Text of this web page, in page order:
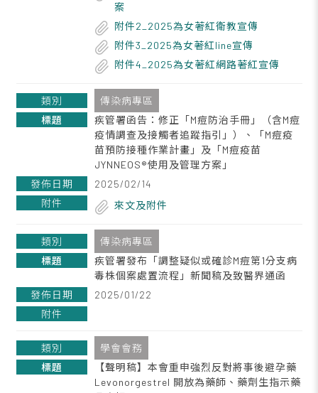
案
附件2_2025為女著紅衛教宣傳
附件3_2025為女著紅line宣傳
附件4_2025為女著紅網路著紅宣傳
傳染病專區
疾管署函告：修正「M痘防治手冊」（含M痘
疫情調查及接觸者追蹤指引」）、「M痘疫
苗預防接種作業計畫」及「M痘疫苗
JYNNEOS®使用及管理方案」
2025/02/14
來文及附件
傳染病專區
疾管署發布「調整疑似或確診M痘第1分支病
毒株個案處置流程」新聞稿及致醫界通函
2025/01/22
學會會務
【聲明稿】本會重申強烈反對將事後避孕藥
Levonorgestrel 開放為藥師、藥劑生指示藥